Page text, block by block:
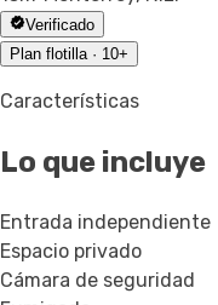
Verificado
Plan flotilla · 10+
Características
Lo que incluye
Entrada independiente
Espacio privado
Cámara de seguridad